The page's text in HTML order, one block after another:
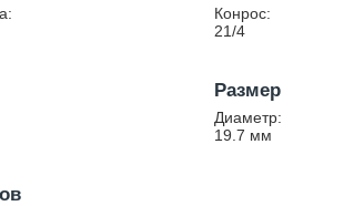
Конрос:
21/4
Размер
Диаметр:
19.7 мм